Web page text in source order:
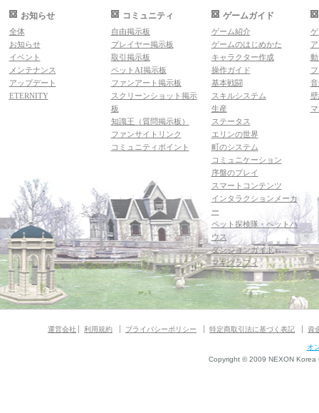
お知らせ
全体
お知らせ
イベント
メンテナンス
アップデート
ETERNITY
コミュニティ
自由掲示板
プレイヤー掲示板
取引掲示板
ペットAI掲示板
ファンアート掲示板
スクリーンショット掲示
板
知識王（質問掲示板）
ファンサイトリンク
コミュニティポイント
ゲームガイド
ゲーム紹介
ゲームのはじめかた
キャラクター作成
操作ガイド
基本戦闘
スキルシステム
生産
ステータス
エリンの世界
町のシステム
コミュニケーション
序盤のプレイ
スマートコンテンツ
インタラクションメーカ
ー
ペット探検隊・ペットハ
ウス
ダンジョンガイド
マギグラフィ
運営会社 利用規約 プライバシーポリシー 特定商取引法に基づく表記 資
オ
Copyright © 2009 NEXON Korea